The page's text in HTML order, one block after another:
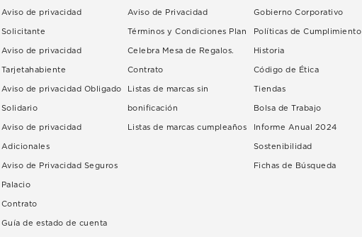
Aviso de privacidad
Solicitante
Aviso de privacidad
Tarjetahabiente
Aviso de privacidad Obligado
Solidario
Aviso de privacidad
Adicionales
Aviso de Privacidad Seguros
Palacio
Contrato
Guía de estado de cuenta
Aviso de Privacidad
Términos y Condiciones Plan
Celebra Mesa de Regalos.
Contrato
Listas de marcas sin
bonificación
Listas de marcas cumpleaños
Gobierno Corporativo
Políticas de Cumplimiento
Historia
Código de Ética
Tiendas
Bolsa de Trabajo
Informe Anual 2024
Sostenibilidad
Fichas de Búsqueda